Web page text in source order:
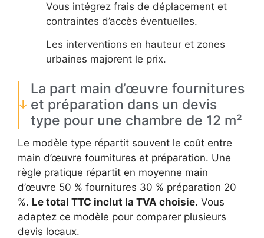
Vous intégrez frais de déplacement et
contraintes d’accès éventuelles.
Les interventions en hauteur et zones
urbaines majorent le prix.
La part main d’œuvre fournitures
et préparation dans un devis
type pour une chambre de 12 m²
Le modèle type répartit souvent le coût entre
main d’œuvre fournitures et préparation. Une
règle pratique répartit en moyenne main
d’œuvre 50 % fournitures 30 % préparation 20
%. Le total TTC inclut la TVA choisie. Vous
adaptez ce modèle pour comparer plusieurs
devis locaux.